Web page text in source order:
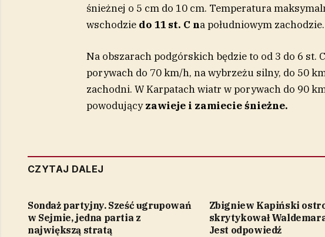
śnieżnej o 5 cm do 10 cm. Temperatura
wschodziedo 11 st. C na południowym zachodzie.
Na obszarach podgórskich będzie to od 3 do 6 st.
porywach do 70 km/h, na wybrzeżu silny, do 50
zachodni. W Karpatach wiatr w porywach do 90
powodującyzawieje i zamiecie śnieżne.
CZYTAJ DALEJ
Sondaż partyjny. Sześć ugrupowań
w Sejmie, jedna partia z
największą stratą
Zbigniew Kapiński
skrytykował
Jest odpowiedź